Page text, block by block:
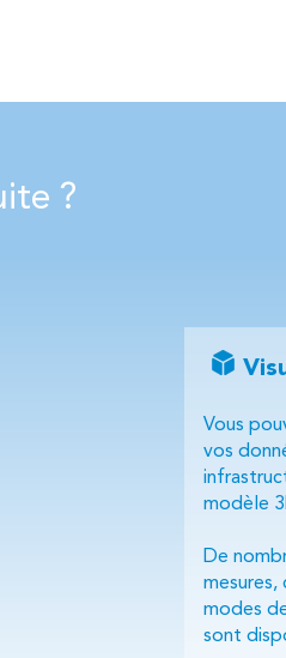
?
Vous
vos
modèle
De
mesures,
modes
sont